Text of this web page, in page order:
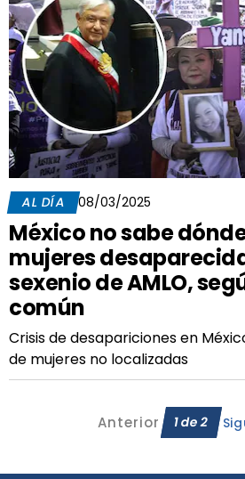
AL DÍA 08/03/2025
México no sabe
mujeres
sexenio de AMLO,
común
Crisis de desapariciones en
de mujeres no localizadas
Anterior 1de2